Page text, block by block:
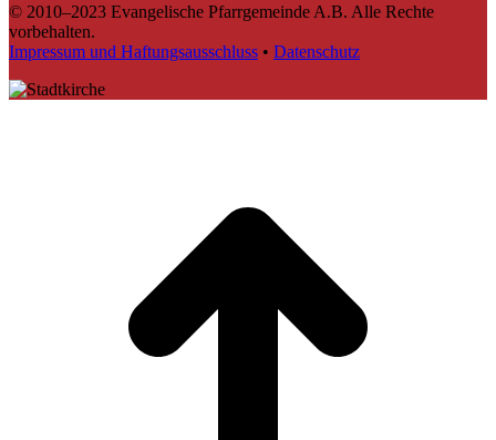
© 2010–2023 Evangelische Pfarrgemeinde A.B. Alle Rechte
vorbehalten.
Impressum und Haftungsausschluss • Datenschutz